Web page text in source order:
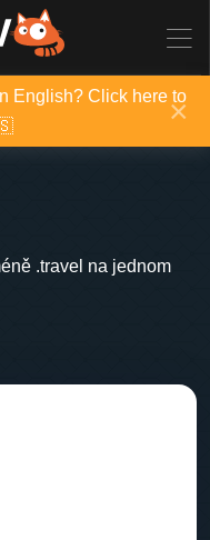
English? Click here to
×
.travel na jednom